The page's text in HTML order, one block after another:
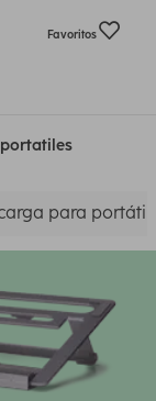
Favoritos
portatiles
para